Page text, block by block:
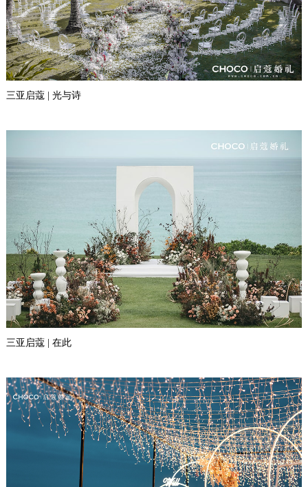
三亚启蔻 | 光与诗
三亚启蔻 | 在此